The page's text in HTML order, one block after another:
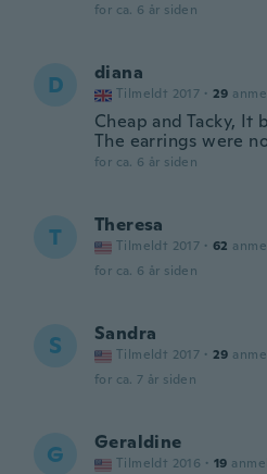
for ca. 6 år siden
D diana
Tilmeldt 2017 · 29
Cheap and Tacky, It
The earrings were
for ca. 6 år siden
T Theresa
Tilmeldt 2017 · 62
for ca. 6 år siden
S Sandra
Tilmeldt 2017 · 29
for ca. 7 år siden
G Geraldine
Tilmeldt 2016 · 19